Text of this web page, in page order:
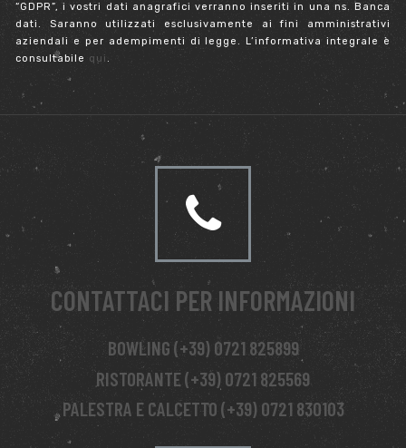
“GDPR”, i vostri dati anagrafici verranno inseriti in una ns. Banca
dati. Saranno utilizzati esclusivamente ai fini amministrativi
aziendali e per adempimenti di legge. L’informativa integrale è
consultabile qui .
CONTATTACI PER INFORMAZIONI
BOWLING (+39) 0721 825899
RISTORANTE (+39) 0721 825569
PALESTRA E CALCETTO (+39) 0721 830103